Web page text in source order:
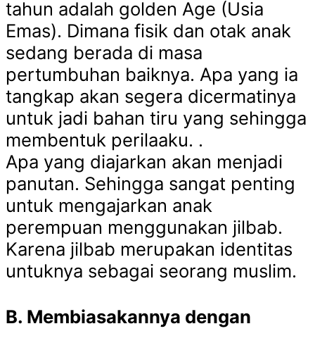
tahun adalah golden Age (Usia
Emas). Dimana fisik dan otak anak
sedang berada di masa
pertumbuhan baiknya. Apa yang ia
tangkap akan segera dicermatinya
untuk jadi bahan tiru yang sehingga
membentuk perilaaku. .
Apa yang diajarkan akan menjadi
panutan. Sehingga sangat penting
untuk mengajarkan anak
perempuan menggunakan jilbab.
Karena jilbab merupakan identitas
untuknya sebagai seorang muslim.
B. Membiasakannya dengan